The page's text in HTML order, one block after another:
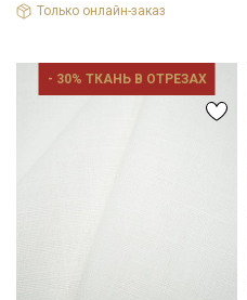
Только онлайн-заказ
- 30% ТКАНЬ В ОТРЕЗАХ